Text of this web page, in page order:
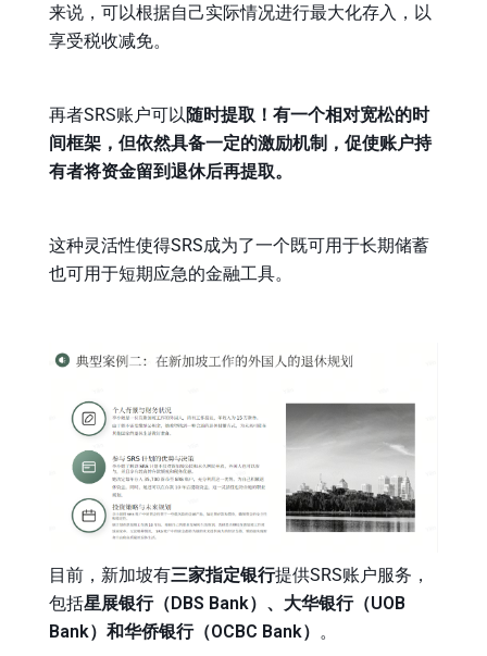
来说，可以根据自己实际情况进行最大化存入，以
享受税收减免。
再者SRS账户可以 随时提取！有一个相对宽松的时
间框架，但依然具备一定的激励机制，促使账户持
有者将资金留到退休后再提取。
这种灵活性使得SRS成为了一个既可用于长期储蓄
也可用于短期应急的金融工具。
目前，新加坡有三家指定银行提供SRS账户服务，
包括星展银行（DBS Bank）、大华银行（UOB
Bank）和华侨银行（OCBC Bank） 。